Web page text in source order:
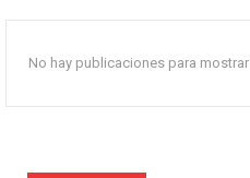
No hay publicaciones para mostrar